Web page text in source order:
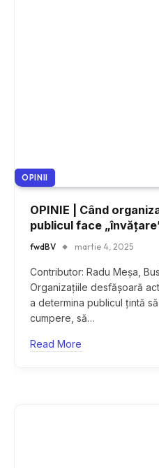
OPINII
OPINIE | Când
publicul face
fwdBV martie 4, 2025
Contributor: Radu Meșa,
Organizațiile desfășoară
a determina publicul țintă
cumpere, să…
Read More